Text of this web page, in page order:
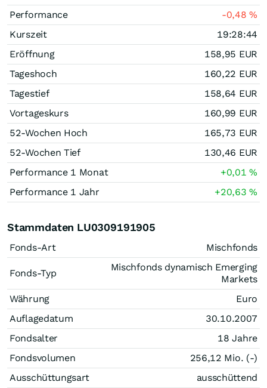
Performance
-0,48%
Kurszeit
19:28:44
Eröffnung
158,95 EUR
Tageshoch
160,22 EUR
Tagestief
158,64 EUR
Vortageskurs
160,99 EUR
52-Wochen Hoch
165,73 EUR
52-Wochen Tief
130,46 EUR
Performance 1 Monat
+0,01%
Performance 1 Jahr
+20,63%
Stammdaten LU0309191905
Fonds-Art Mischfonds
Fonds-Typ
Mischfonds dynamisch Emerging
Markets
Währung
Euro
Auflagedatum
30.10.2007
Fondsalter
18 Jahre
Fondsvolumen
256,12 Mio. (-)
Ausschüttungsart
ausschüttend